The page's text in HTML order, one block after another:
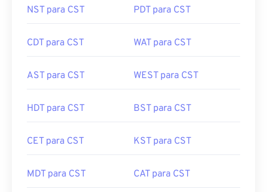
NST para CST PDT para CST
CDT para CST WAT para CST
AST para CST WEST para CST
HDT para CST BST para CST
CET para CST KST para CST
MDT para CST CAT para CST